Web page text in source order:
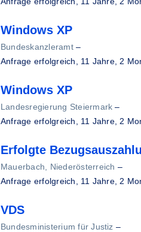
Windows XP
Bundeskanzleramt–
Anfrage erfolgreich, 11 Jahre, 2
Windows XP
Landesregierung Steiermark –
Anfrage erfolgreich, 11 Jahre, 2
Erfolgte
Mauerbach, Niederösterreich –
Anfrage erfolgreich, 11 Jahre, 2
VDS
Bundesministerium für Justiz –